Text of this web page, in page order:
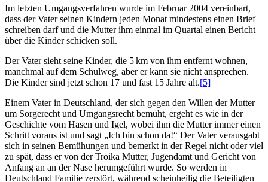
Im letzten Umgangs­verfahren wurde im Februar 2004 vereinbart,
dass der Vater seinen Kindern jeden Monat mindestens einen Brief
schreiben darf und die Mutter ihm einmal im Quartal einen Bericht
über die Kinder schicken soll.
Der Vater sieht seine Kinder, die 5 km von ihm entfernt wohnen,
manchmal auf dem Schulweg, aber er kann sie nicht ansprechen.
Die Kinder sind jetzt schon 17 und fast 15 Jahre alt.[5]
Einem Vater in Deutschland, der sich gegen den Willen der Mutter
um Sorgerecht und Umgangsrecht bemüht, ergeht es wie in der
Geschichte vom Hasen und Igel, wobei ihm die Mutter immer einen
Schritt voraus ist und sagt „Ich bin schon da!“ Der Vater verausgabt
sich in seinen Bemühungen und bemerkt in der Regel nicht oder viel
zu spät, dass er von der Troika Mutter, Jugendamt und Gericht von
Anfang an an der Nase herumgeführt wurde. So werden in
Deutschland Familie zerstört, während scheinheilig die Beteiligten